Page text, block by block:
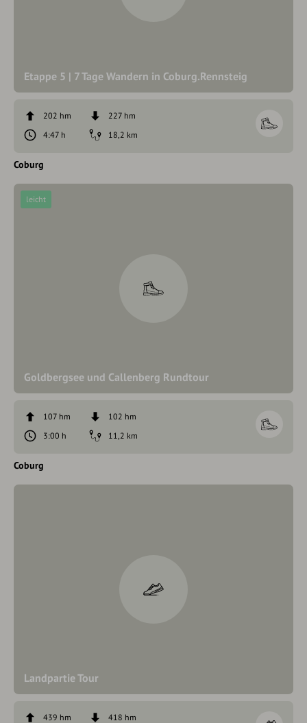
Etappe 5 | 7 Tage Wandern in Coburg.Rennsteig
202 hm
227 hm
4:47 h
18,2 km
Coburg
Goldbergsee und Callenberg Rundtour
leicht
107 hm
102 hm
3:00 h
11,2 km
Coburg
Landpartie Tour
439 hm
418 hm